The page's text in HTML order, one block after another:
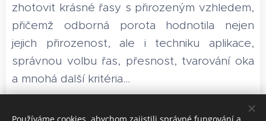
zhotovit krásné řasy s přirozeným vzhledem,
přičemž odborná porota hodnotila nejen
jejich přirozenost, ale i techniku aplikace,
správnou volbu řas, přesnost, tvarování oka
a mnohá další kritéria...